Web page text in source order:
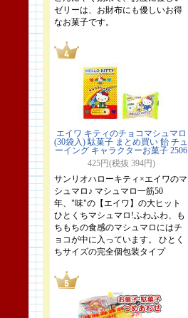
ゼリーは、お財布にも優しいお得
なお菓子です。
エイワ キティのチョコマシュマロ
(30袋入) 駄菓子 まとめ買い 飴 チュ
ーイング キャラクターお菓子 2506
425円(税抜 394円)
サンリオハローキティ×エイワのマ
シュマロ♪ マシュマロ一筋50
年、"味"の【エイワ】の大ヒット
ひとくちマシュマロ!ふわふわ、も
ちもちの食感のマシュマロにはチ
ョコが中に入っています。 ひとく
ちサイズの完全個包装タイプ